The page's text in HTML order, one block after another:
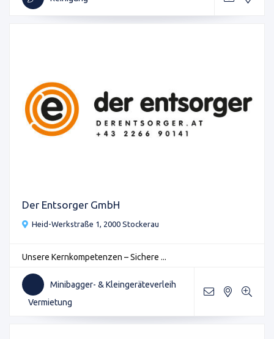
Der Entsorger GmbH
Heid-Werkstraße 1, 2000 Stockerau
Unsere Kernkompetenzen – Sichere ...
Minibagger- & Kleingeräteverleih
Vermietung